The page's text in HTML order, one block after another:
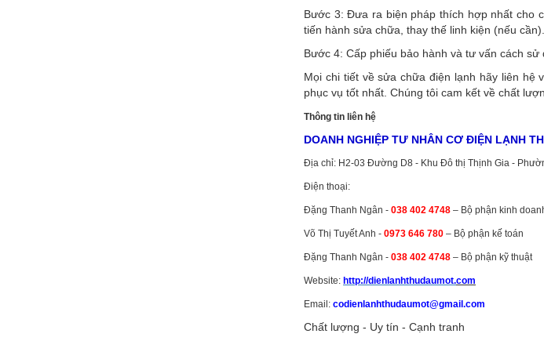
Bước 3: Đưa ra biện pháp thích hợp nhất cho
tiến hành sửa chữa, thay thế linh kiện (nếu
Bước 4: Cấp phiếu bảo hành và tư vấn cách
Mọi chi tiết về sửa chữa điện lạnh hãy liên hệ
phục vụ tốt nhất. Chúng tôi cam kết về chất
Thông tin liên hệ
DOANH NGHIỆP TƯ NHÂN CƠ ĐIỆN LẠNH
Địa chỉ: H2-03 Đường D8 - Khu Đô thị Thịnh Gia -
Điện thoại:
Đặng Thanh Ngân - 038 402 4748 – Bộ phận kinh
Võ Thị Tuyết Anh - 0973 646 780 – Bộ phận kế toán
Đặng Thanh Ngân - 038 402 4748 – Bộ phận kỹ thuật
Website: http://dienlanhthudaumot.com
Email: codienlanhthudaumot@gmail.com
Chất lượng - Uy tín - Cạnh tranh